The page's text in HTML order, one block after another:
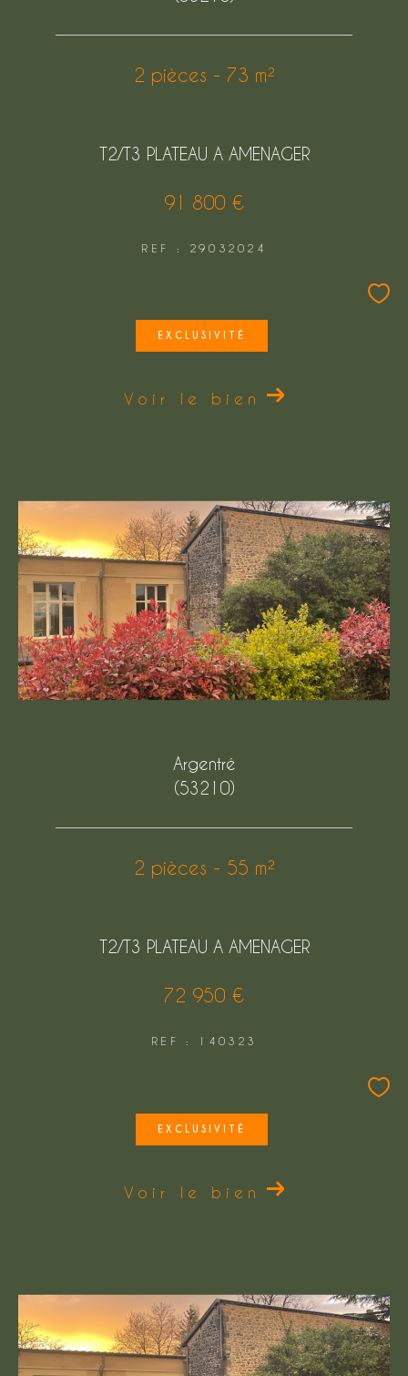
2 pièces - 73 m²
T2/T3 PLATEAU A AMENAGER
91 800 €
REF : 29032024
EXCLUSIVITÉ
Voir le bien
Argentré
(53210)
2 pièces - 55 m²
T2/T3 PLATEAU A AMENAGER
72 950 €
REF : 140323
EXCLUSIVITÉ
Voir le bien
NOUVEAUTÉS